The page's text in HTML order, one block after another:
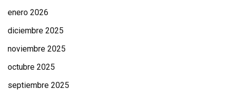
enero 2026
diciembre 2025
noviembre 2025
octubre 2025
septiembre 2025